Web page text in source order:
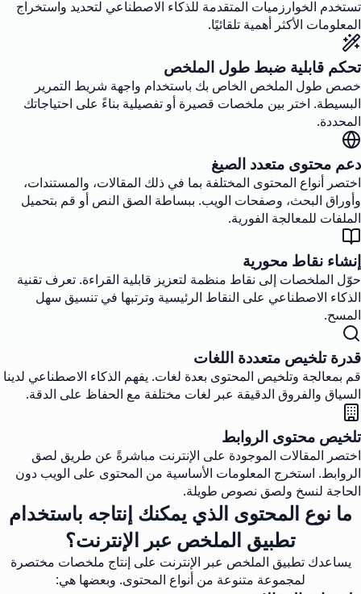
تستخدم الخوارزميات المتقدمة للذكاء الاصطناعي لتحديد واستخراج
المعلومات الأكثر أهمية تلقائيًا.
تحكم قابلية ضبط طول الملخص
خصص طول الملخص الخاص بك باستخدام واجهة شريط التمرير
البسيطة. اختر بين ملخصات قصيرة أو تفصيلية بناءً على احتياجاتك
المحددة.
دعم محتوى متعدد الصيغ
اختصر أنواع المحتوى المختلفة بما في ذلك المقالات، والمستندات،
وأوراق البحث، وصفحات الويب. ببساطة الصق النص أو قم بتحميل
الملفات للمعالجة الفورية.
إنشاء نقاط محورية
حوّل الملخصات إلى نقاط منظمة لتعزيز قابلية القراءة. تعرف تقنية
الذكاء الاصطناعي على النقاط الرئيسية وترتبها في تنسيق سهل
المسح.
قدرة تلخيص متعددة اللغات
قم بمعالجة وتلخيص المحتوى بعدة لغات. يفهم الذكاء الاصطناعي لدينا
السياق والفروق الدقيقة عبر لغات مختلفة مع الحفاظ على الدقة.
تلخيص محتوى الروابط
اختصر المقالات الموجودة على الإنترنت مباشرةً عن طريق لصق
الروابط. استخرج المعلومات الأساسية من المحتوى على الويب دون
الحاجة لنسخ ولصق نصوص طويلة.
ما نوع المحتوى الذي يمكنك إنتاجه باستخدام
تطبيق الملخص عبر الإنترنت؟
يساعدك تطبيق الملخص عبر الإنترنت على إنتاج ملخصات مختصرة
لمجموعة متنوعة من أنواع المحتوى. وبعضها هي: